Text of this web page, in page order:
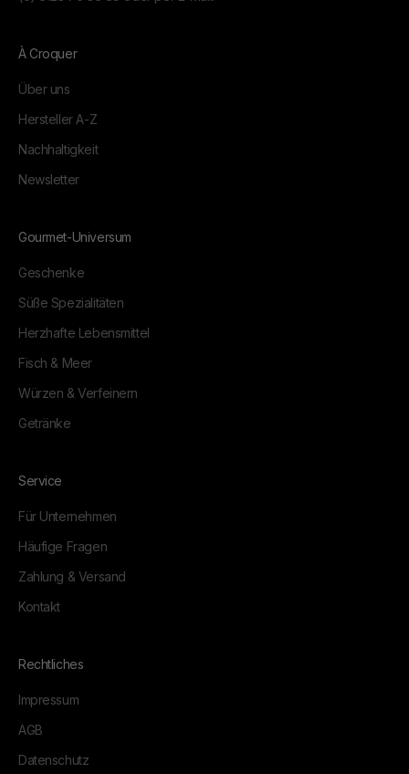
À Croquer
Über uns
Hersteller A-Z
Nachhaltigkeit
Newsletter
Gourmet-Universum
Geschenke
Süße Spezialitäten
Herzhafte Lebensmittel
Fisch & Meer
Würzen & Verfeinern
Getränke
Service
Für Unternehmen
Häufige Fragen
Zahlung & Versand
Kontakt
Rechtliches
Impressum
AGB
Datenschutz